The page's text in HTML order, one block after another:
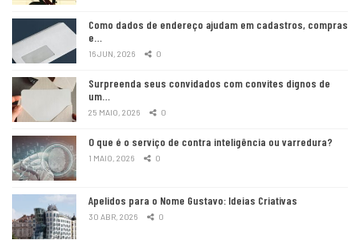
Como dados de endereço ajudam em cadastros, compras
e…
16 JUN, 2026 0
Surpreenda seus convidados com convites dignos de
um…
25 MAIO, 2026 0
O que é o serviço de contra inteligência ou varredura?
1 MAIO, 2026 0
Apelidos para o Nome Gustavo: Ideias Criativas
30 ABR, 2026 0